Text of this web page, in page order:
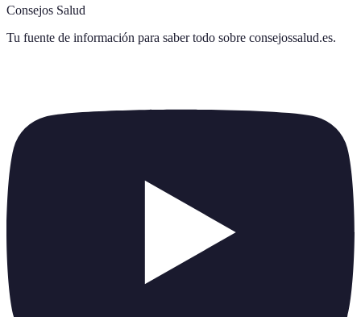
Consejos Salud
Tu fuente de información para saber todo sobre consejossalud.es.